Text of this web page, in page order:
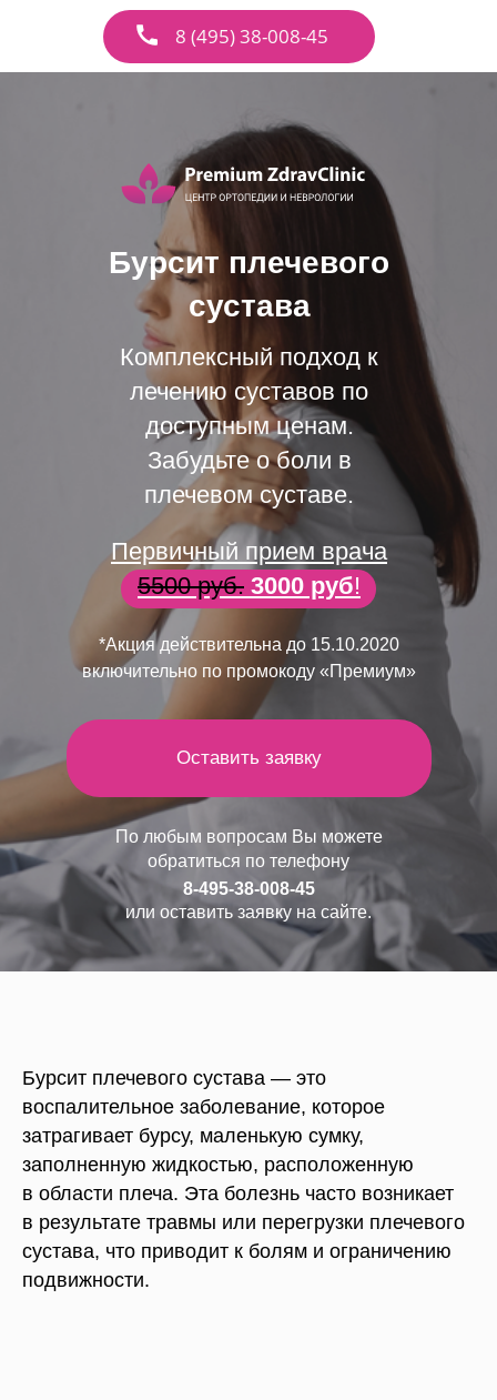
8 (495) 38-008-45
Бурсит плечевого
сустава
*Акция действительна до 15.10.2020
включительно по промокоду «Премиум»
Оставить заявку
По любым вопросам Вы можете
обратиться по телефону
8-495-38-008-45
или оставить заявку на сайте.
Первичный прием врача
5500 руб. 3000 руб!
Комплексный подход к
лечению суставов по
доступным ценам.
Забудьте о боли в
плечевом суставе.
Бурсит плечевого сустава — это
воспалительное заболевание, которое
затрагивает бурсу, маленькую сумку,
заполненную жидкостью, расположенную
в области плеча. Эта болезнь часто возникает
в результате травмы или перегрузки плечевого
сустава, что приводит к болям и ограничению
подвижности.